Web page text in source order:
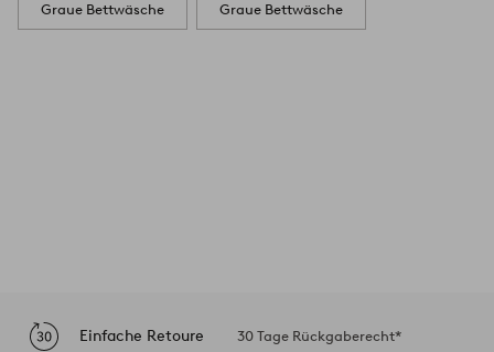
Graue Bettwäsche Graue Bettwäsche
Einfache Retoure 30 Tage Rückgaberecht*